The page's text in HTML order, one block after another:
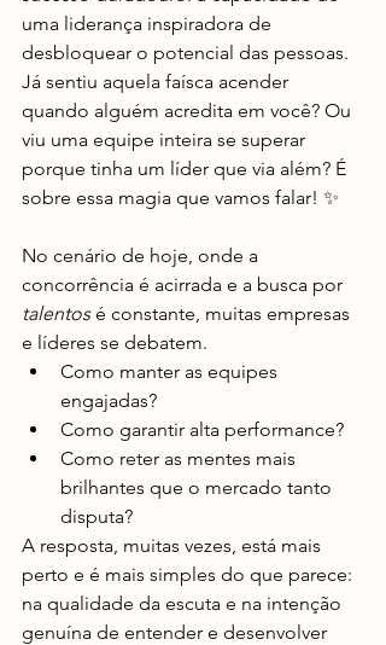
uma liderança inspiradora de
desbloquear o potencial das pessoas.
Já sentiu aquela faísca acender
quando alguém acredita em você? Ou
viu uma equipe inteira se superar
porque tinha um líder que via além? É
sobre essa magia que vamos falar! ✨
No cenário de hoje, onde a
concorrência é acirrada e a busca por
talentos é constante, muitas empresas
e líderes se debatem.
Como manter as equipes
engajadas?
Como garantir alta performance?
Como reter as mentes mais
brilhantes que o mercado tanto
disputa?
A resposta, muitas vezes, está mais
perto e é mais simples do que parece:
na qualidade da escuta e na intenção
genuína de entender e desenvolver